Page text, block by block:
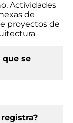
Actividades
de
proyectos de
que se